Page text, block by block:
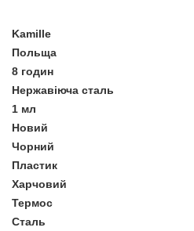
Kamille
Польща
8 годин
Нержавіюча сталь
1 мл
Новий
Чорний
Пластик
Харчовий
Термос
Сталь